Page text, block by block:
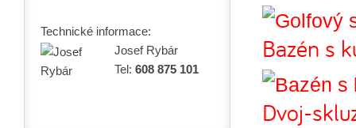
Bazén s
Dvoj-
Technické informace:
Josef Rybár
Tel: 608 875 101